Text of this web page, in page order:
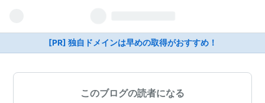
[PR] 独自ドメインは早めの取得がおすすめ！
このブログの読者になる